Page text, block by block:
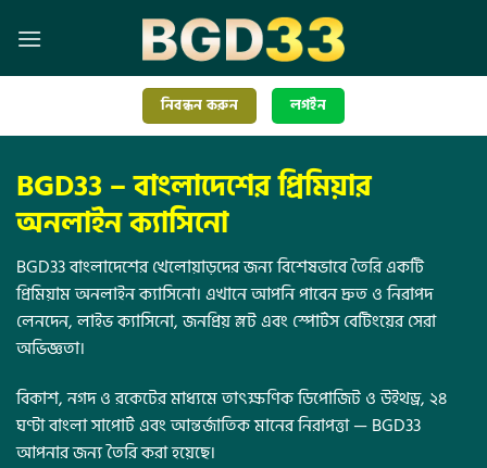
নিবন্ধন করুন লগইন
BGD33 –বাংলাদেশের প্রিমিয়ার
অনলাইন ক্যাসিনো
BGD33 বাংলাদেশের খেলোয়াড়দের জন্য বিশেষভাবে তৈরি একটি
প্রিমিয়াম অনলাইন ক্যাসিনো। এখানে আপনি পাবেন দ্রুত ও নিরাপদ
লেনদেন, লাইভ ক্যাসিনো, জনপ্রিয় স্লট এবং স্পোর্টস বেটিংয়ের সেরা
অভিজ্ঞতা।
বিকাশ, নগদ ও রকেটের মাধ্যমে তাৎক্ষণিক ডিপোজিট ও উইথড্র, ২৪
ঘণ্টা বাংলা সাপোর্ট এবং আন্তর্জাতিক মানের নিরাপত্তা — BGD33
আপনার জন্য তৈরি করা হয়েছে।